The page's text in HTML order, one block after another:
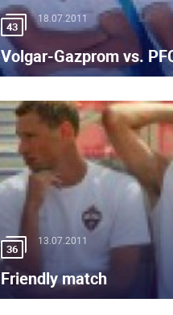
43
18.07.2011
Volgar-Gazprom vs.
36
13.07.2011
Friendly match